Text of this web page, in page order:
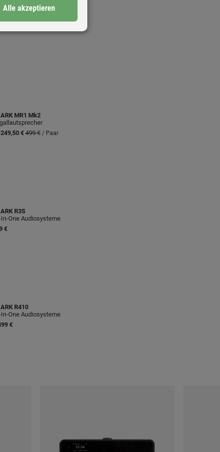
MR1 Mk2
249,50 € 499 € / Paar
R3S
One Audiosysteme
€
R410
One Audiosysteme
€
Alle akzeptieren